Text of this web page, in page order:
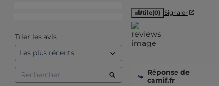
0
0
Trier les avis
Utile(0) Signaler
Réponse de
camif.fr